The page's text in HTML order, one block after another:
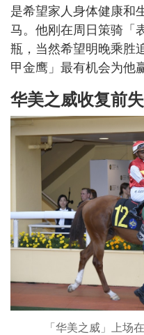
是希望家人身体健康和
马。他刚在周日策骑「
瓶，当然希望明晚乘胜
甲金鹰」最有机会为他
华美之威收复前失
「华美之威」上场